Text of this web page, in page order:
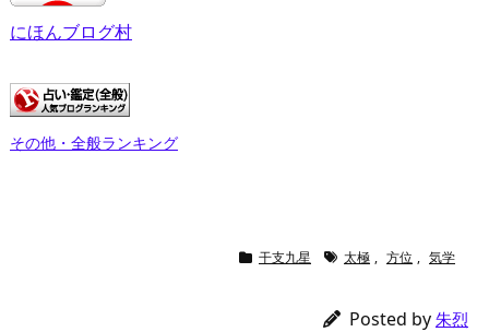
にほんブログ村
その他・全般ランキング
干支九星 太極 , 方位 , 気学
Posted by 朱烈